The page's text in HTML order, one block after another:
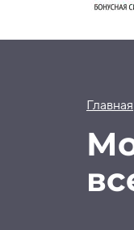
Главная